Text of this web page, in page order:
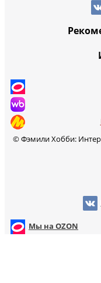
© Фэмили Хобби:
Мы на OZON